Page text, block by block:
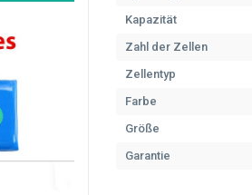
Kapazität
Zahl der Zellen
Zellentyp
Farbe
Größe
Garantie